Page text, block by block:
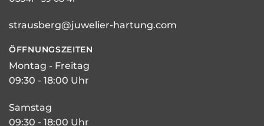
strausberg@juwelier-hartung.com
ÖFFNUNGSZEITEN
Montag - Freitag
09:30 - 18:00 Uhr
Samstag
09:30 - 18:00 Uhr